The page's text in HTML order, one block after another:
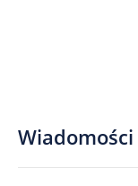
Wiadomości